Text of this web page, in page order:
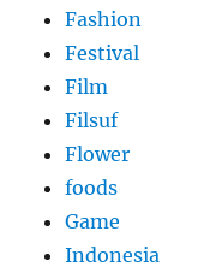
Fashion
Festival
Film
Filsuf
Flower
foods
Game
Indonesia